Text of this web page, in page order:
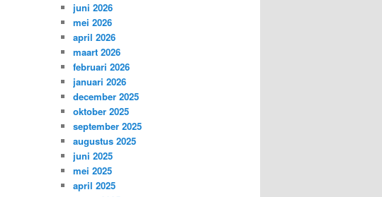
juni 2026
mei 2026
april 2026
maart 2026
februari 2026
januari 2026
december 2025
oktober 2025
september 2025
augustus 2025
juni 2025
mei 2025
april 2025